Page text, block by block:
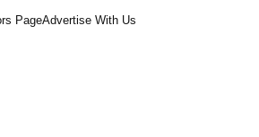
PageAdvertise With Us